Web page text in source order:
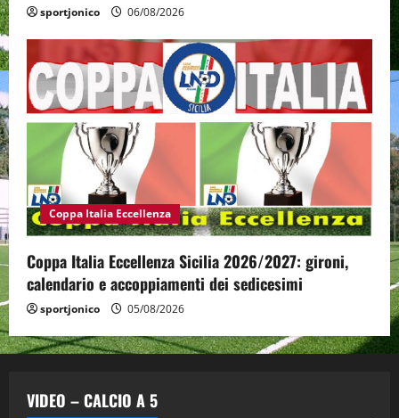
sportjonico 06/08/2026
Coppa Italia Eccellenza
Coppa Italia Eccellenza Sicilia 2026/2027: gironi,
calendario e accoppiamenti dei sedicesimi
sportjonico 05/08/2026
VIDEO – CALCIO A 5